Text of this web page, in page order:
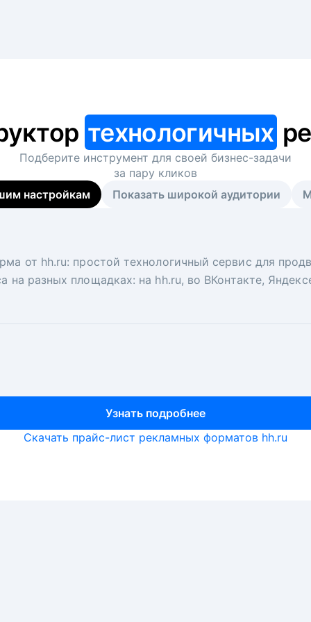
технологичных
Подберите инструмент для своей бизнес-задачи
за пару кликов
настройкам
Показать широкой аудитории
от hh.ru: простой технологичный сервис для
на разных площадках: на hh.ru, во ВКонтакте,
Узнать подробнее
вакансий на главной странице hh.ru.
ключ. Решите, сколько кандидатов и когда вам
рекрутеры и проектные менеджеры hh.ru с
Узнать подробнее
Скачать прайс-лист рекламных форматов hh.ru